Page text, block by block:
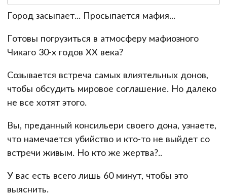
Город засыпает... Просыпается мафия...
Готовы погрузиться в атмосферу мафиозного
Чикаго 30-х годов ХХ века?
Созывается встреча самых влиятельных донов,
чтобы обсудить мировое соглашение. Но далеко
не все хотят этого.
Вы, преданный консильери своего дона, узнаете,
что намечается убийство и кто-то не выйдет со
встречи живым. Но кто же жертва?..
У вас есть всего лишь 60 минут, чтобы это
выяснить.